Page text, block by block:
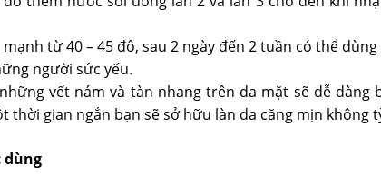
từ 40 – 45 đô, sau 2 ngày đến 2 tuần có thể
người sức yếu.
vết nám và tàn nhang trên da mặt sẽ dễ
thời gian ngắn bạn sẽ sở hữu làn da căng mịn không
dùng